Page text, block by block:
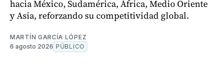
hacia México, Sudamérica, África, Medio Oriente
y Asia, reforzando su competitividad global.
MARTÍN GARCÍA LÓPEZ
6 agosto 2026 PÚBLICO